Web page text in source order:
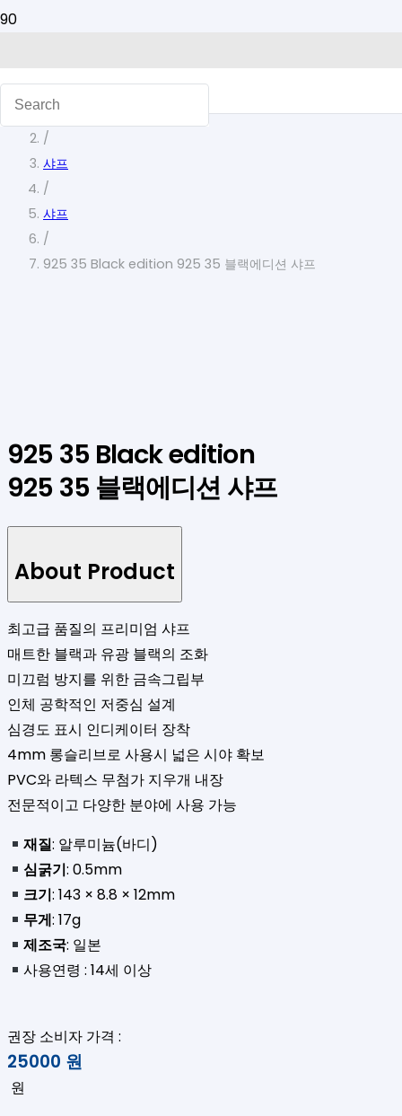
홈
/
샤프
/
샤프
/
925 35 Black edition 925 35 블랙에디션 샤프
925 35 Black edition
925 35 블랙에디션 샤프
About Product
최고급 품질의 프리미엄 샤프
매트한 블랙과 유광 블랙의 조화
미끄럼 방지를 위한 금속그립부
인체 공학적인 저중심 설계
심경도 표시 인디케이터 장착
4mm 롱슬리브로 사용시 넓은 시야 확보
PVC와 라텍스 무첨가 지우개 내장
전문적이고 다양한 분야에 사용 가능
재질: 알루미늄(바디)
심굵기: 0.5mm
크기: 143 × 8.8 × 12mm
무게: 17g
제조국: 일본
사용연령 : 14세 이상
권장 소비자 가격 :
25000 원
원